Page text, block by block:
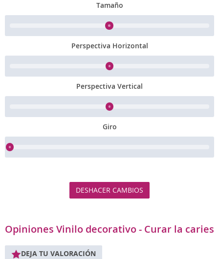
Tamaño
Perspectiva Horizontal
Perspectiva Vertical
Giro
DESHACER CAMBIOS
Opiniones Vinilo decorativo - Curar la caries
DEJA TU VALORACIÓN